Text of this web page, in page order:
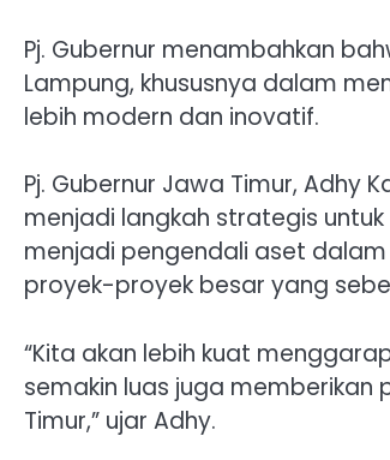
Pj. Gubernur menambahkan
Lampung, khususnya dalam
lebih modern dan inovatif.
Pj. Gubernur Jawa Timur, Adhy
menjadi langkah strategis
menjadi pengendali aset dalam
proyek-proyek besar yang
“Kita akan lebih kuat
semakin luas juga memberikan
Timur,” ujar Adhy.